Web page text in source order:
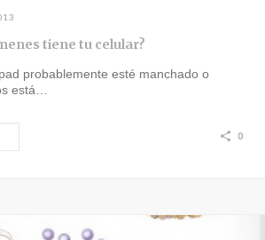
tiene tu celular?
probablemente esté manchado o
está…
0